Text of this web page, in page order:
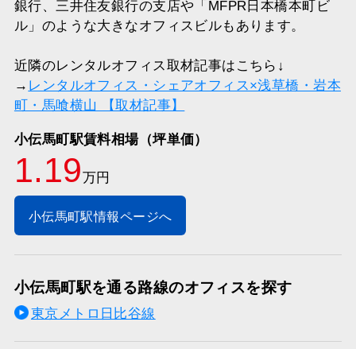
銀行、三井住友銀行の支店や「MFPR日本橋本町ビ
ル」のような大きなオフィスビルもあります。
近隣のレンタルオフィス取材記事はこちら↓
→ レンタルオフィス・シェアオフィス×浅草橋・岩本
町・馬喰横山 【取材記事】
小伝馬町駅賃料相場（坪単価）
1.19万円
小伝馬町駅情報ページへ
小伝馬町駅を通る路線のオフィスを探す
東京メトロ日比谷線